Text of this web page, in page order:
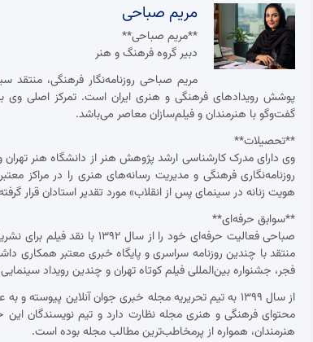
مریم صباحی
**مریم صباحی**
دبیر گروه فرهنگ و هنر
مریم صباحی روزنامه‌نگار فرهنگی،
پوشش رویدادهای فرهنگی و هنری ایران است. تمرکز اصلی وی
گفت‌وگو با هنرمندان و فیلم‌سازان معاصر می‌باشد.
**تحصیلات**
وی دارای مدرک کارشناسی ارشد پژوهش هنر از دانشگاه هنر
روزنامه‌نگاری فرهنگی و مدیریت رسانه‌های هنری را در مراکز
هویت زنانه در سینمای پس از انقلاب» مورد تقدیر استادان قرار
**سوابق حرفه‌ای**
صباحی فعالیت حرفه‌ای خود
منتقد با چندین روزنامه سراسری و پایگاه خبری معتبر
فجر، جشنواره بین‌المللی فیلم کوتاه تهران و چندین رویداد
از سال ۱۳۹۹ به تیم تحریریه مجله خبری جوان آنلاین
محتوای فرهنگی و هنری مجله نظارت دارد و تیم نویسندگان
هنرمندان، همواره از پرمخاطب‌ترین مطالب مجله بوده است.